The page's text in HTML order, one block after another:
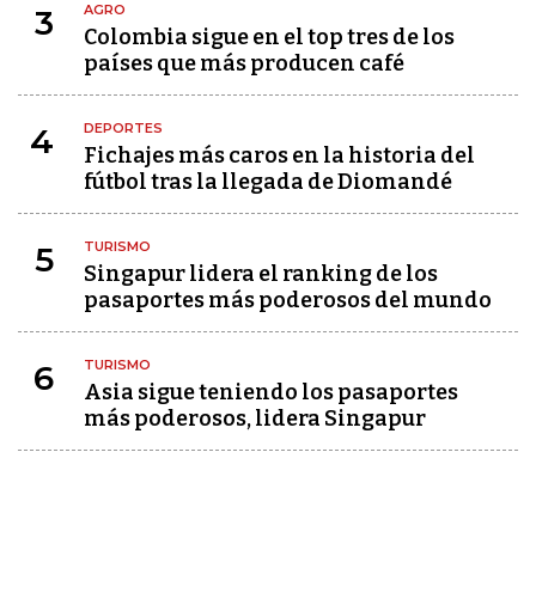
3 AGRO
Colombia sigue en el top tres de los
países que más producen café
4 DEPORTES
Fichajes más caros en la historia del
fútbol tras la llegada de Diomandé
5 TURISMO
Singapur lidera el ranking de los
pasaportes más poderosos del mundo
6 TURISMO
Asia sigue teniendo los pasaportes
más poderosos, lidera Singapur